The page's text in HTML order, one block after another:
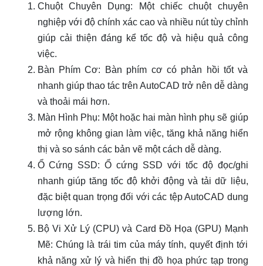
Chuột Chuyên Dụng: Một chiếc chuột chuyên
nghiệp với độ chính xác cao và nhiều nút tùy chỉnh
giúp cải thiện đáng kể tốc độ và hiệu quả công
việc.
Bàn Phím Cơ: Bàn phím cơ có phản hồi tốt và
nhanh giúp thao tác trên AutoCAD trở nên dễ dàng
và thoải mái hơn.
Màn Hình Phụ: Một hoặc hai màn hình phụ sẽ giúp
mở rộng không gian làm việc, tăng khả năng hiển
thị và so sánh các bản vẽ một cách dễ dàng.
Ổ Cứng SSD: Ổ cứng SSD với tốc độ đọc/ghi
nhanh giúp tăng tốc độ khởi động và tải dữ liệu,
đặc biệt quan trọng đối với các tệp AutoCAD dung
lượng lớn.
Bộ Vi Xử Lý (CPU) và Card Đồ Họa (GPU) Mạnh
Mẽ: Chúng là trái tim của máy tính, quyết định tới
khả năng xử lý và hiển thị đồ họa phức tạp trong